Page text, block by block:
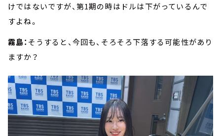
けではないですが、第1期の時はドルは下がっているんで
すよね。
霧島： そうすると、今回も、そろそろ下落する可能性があり
ますか？